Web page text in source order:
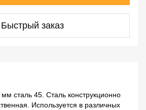
Быстрый заказ
сталь 45. Сталь конструкционно
Используется в различных